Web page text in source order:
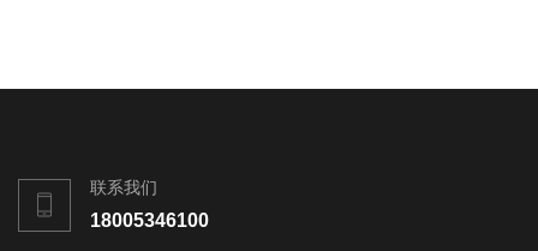
联系我们
18005346100